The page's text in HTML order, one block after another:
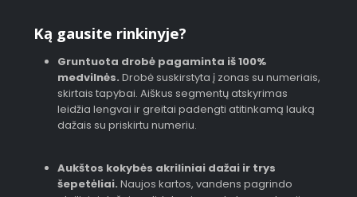
Ką gausite rinkinyje?
Gruntuota drobė pagaminta iš 100%
medvilnės. Drobė suskirstyta į zonas su numeriais,
skirtais tapybai. Aiškus segmentų atskyrimas
leidžia lengvai ir greitai padengti atitinkamą lauką
dažais su priskirtu numeriu.
Aukštos kokybės akriliniai dažai ir trys
šepetėliai. Naujos kartos, vandens pagrindo